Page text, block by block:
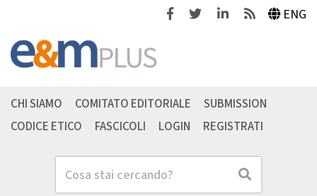
FacebookTwitterLinkedinFeeds ENG
Cerca Cerca
CHI SIAMO COMITATO EDITORIALE
SUBMISSION
CODICE ETICO
FASCICOLI LOGIN REGISTRATI